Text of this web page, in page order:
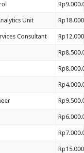
Unit
Consultant